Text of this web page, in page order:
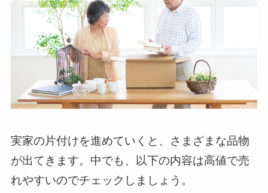
実家の片付けを進めていくと、さまざまな品物
が出てきます。中でも、以下の内容は高値で売
れやすいのでチェックしましょう。